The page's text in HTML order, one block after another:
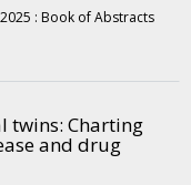
: Book of Abstracts
twins: Charting
and drug